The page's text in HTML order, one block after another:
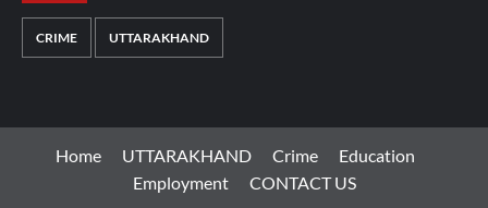
CRIME UTTARAKHAND
Home UTTARAKHAND Crime
Education
Employment
CONTACT US